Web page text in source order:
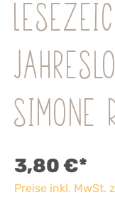
Simone
3,80 €*
Preise inkl. MwSt.